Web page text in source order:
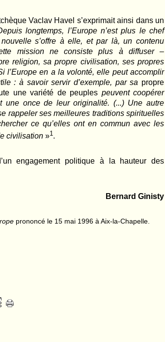
Vaclav Havel s’exprimait ainsi dans un
longtemps, l’Europe n’est plus le chef
s’offre à elle, et par là, un contenu
mission ne consiste plus à diffuser –
religion, sa propre civilisation, ses propres
l’Europe en a la volonté, elle peut accomplir
: à savoir servir d’exemple, par sa propre
une variété de peuples peuvent coopérer
une once de leur originalité. (...) Une autre
rappeler ses meilleures traditions spirituelles
ce qu’elles ont en commun avec les
civilisation »1.
engagement politique à la hauteur des
Bernard Ginisty
prononcé le 15 mai 1996 à Aix-la-Chapelle.